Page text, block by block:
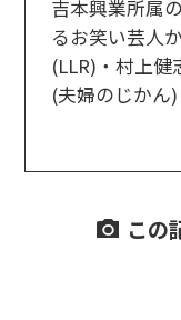
吉本興業所属
るお笑い芸人
(LLR)・村上
(夫婦のじかん
この